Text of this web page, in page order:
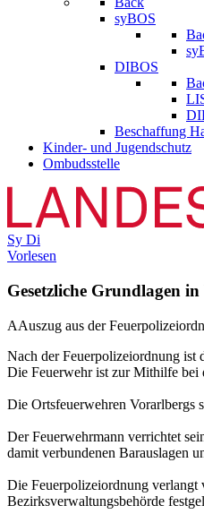
syBOS
DIBOS
Beschaffung
Kinder- und Jugendschutz
Ombudsstelle
Sy Di
Vorlesen
Gesetzliche Grundlagen
AAuszug aus der
Nach der Feuerpolizeiordnung ist
Die Feuerwehr ist zur Mithilfe bei
Die Ortsfeuerwehren Vorarlbergs
Der Feuerwehrmann verrichtet
damit verbundenen Barauslagen
Die Feuerpolizeiordnung verlangt
Bezirksverwaltungsbehörde